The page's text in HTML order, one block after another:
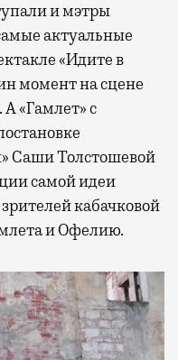
и мэтры
актуальные
«Идите в
момент на сцене
А «Гамлет» с
Саши Толстошевой
самой идеи
кабачковой
и Офелию.